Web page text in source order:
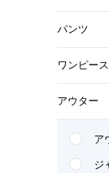
パンツ
ワンピース
アウター
ア
ジ